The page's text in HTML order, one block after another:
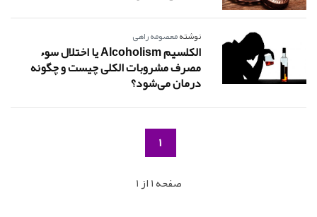
نوشتهمعصومه راهی
الکلسیم Alcoholism یا اختلال سوء
مصرف مشروبات الکلی چیست و چگونه
درمان می‌شود؟
1
صفحه 1 از 1